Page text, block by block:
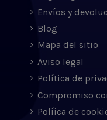
Envíos y
Blog
Mapa del sitio
Aviso legal
Política de
Compromiso
Políica de